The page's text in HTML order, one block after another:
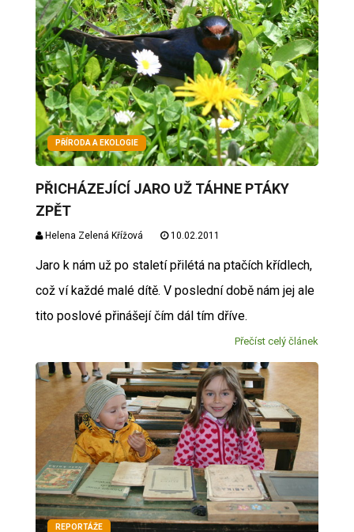
PŘÍRODA A EKOLOGIE
PŘICHÁZEJÍCÍ JARO UŽ TÁHNE PTÁKY
ZPĚT
Helena Zelená Křížová 10.02.2011
Jaro k nám už po staletí přilétá na ptačích křídlech,
což ví každé malé dítě. V poslední době nám jej ale
tito poslové přinášejí čím dál tím dříve.
Přečíst celý článek
REPORTÁŽE